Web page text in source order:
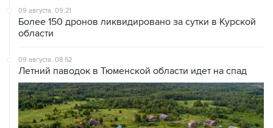
09 августа, 09:21
Более 150 дронов ликвидировано за сутки в Курской
области
09 августа, 08:52
Летний паводок в Тюменской области идет на спад